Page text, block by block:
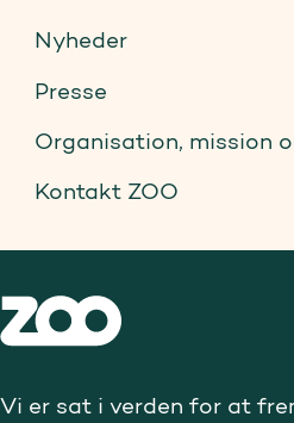
Nyheder
Presse
Organisation, mission
Kontakt ZOO
Vi er sat i verden for at